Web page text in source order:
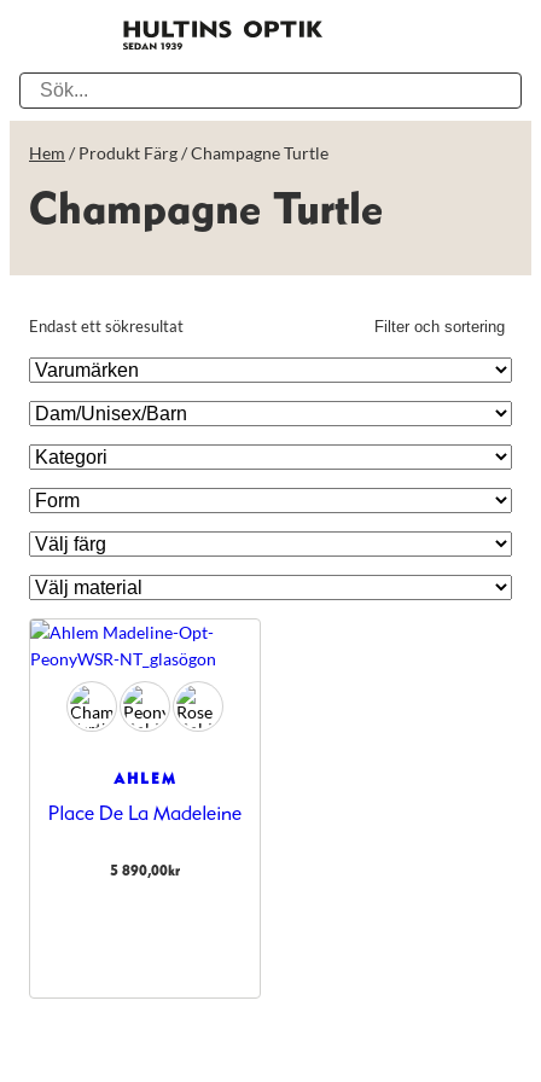
Hem / Produkt Färg / Champagne Turtle
Champagne Turtle
Filter och sortering
Endast ett sökresultat
AHLEM
Place De La Madeleine
5 890,00kr
De behövs